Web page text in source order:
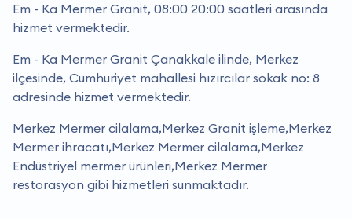
Em - Ka Mermer Granit, 08:00 20:00 saatleri arasında
hizmet vermektedir.
Em - Ka Mermer Granit Çanakkale ilinde, Merkez
ilçesinde, Cumhuriyet mahallesi hızırcılar sokak no: 8
adresinde hizmet vermektedir.
Merkez Mermer cilalama,Merkez Granit işleme,Merkez
Mermer ihracatı,Merkez Mermer cilalama,Merkez
Endüstriyel mermer ürünleri,Merkez Mermer
restorasyon gibi hizmetleri sunmaktadır.